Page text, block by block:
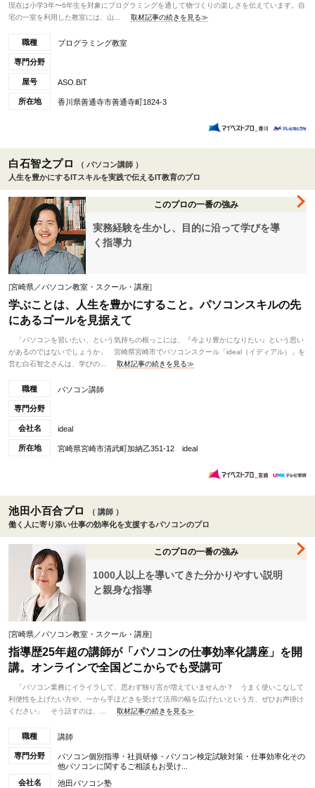
現在は小学3年〜6年生を対象にプログラミングを通して物づくりの楽しさを伝えています。自
宅の一室を利用した教室には、山...
取材記事の続きを見る≫
職種 プログラミング教室
専門分野
屋号 ASO.BiT
所在地 香川県善通寺市善通寺町1824-3
白石智之プロ
（ パソコン講師 ）
人生を豊かにするITスキルを実践で伝えるIT教育のプロ
このプロの一番の強み
実務経験を生かし、目的に沿って学びを導
く指導力
[宮崎県／パソコン教室・スクール・講座]
学ぶことは、人生を豊かにすること。パソコンスキルの先
にあるゴールを見据えて
「パソコンを習いたい、という気持ちの根っこには、『今より豊かになりたい』という思い
があるのではないでしょうか」 宮崎県宮崎市でパソコンスクール「ideal（イディアル）」を
営む白石智之さんは、学びの...
取材記事の続きを見る≫
職種 パソコン講師
専門分野
会社名 ideal
所在地 宮崎県宮崎市清武町加納乙351-12 ideal
池田小百合プロ
（ 講師 ）
働く人に寄り添い仕事の効率化を支援するパソコンのプロ
このプロの一番の強み
1000人以上を導いてきた分かりやすい説明
と親身な指導
[宮崎県／パソコン教室・スクール・講座]
指導歴25年超の講師が「パソコンの仕事効率化講座」を開
講。オンラインで全国どこからでも受講可
「パソコン業務にイライラして、思わず独り言が増えていませんか？ うまく使いこなして
利便性を上げたい方や、一から手ほどきを受けて活用の幅を広げたいという方、ぜひお声掛け
ください」 そう話すのは、...
取材記事の続きを見る≫
職種 講師
専門分野
パソコン個別指導・社員研修・パソコン検定試験対策・仕事効率化その
他パソコンに関するご相談もお受け...
会社名
池田パソコン塾